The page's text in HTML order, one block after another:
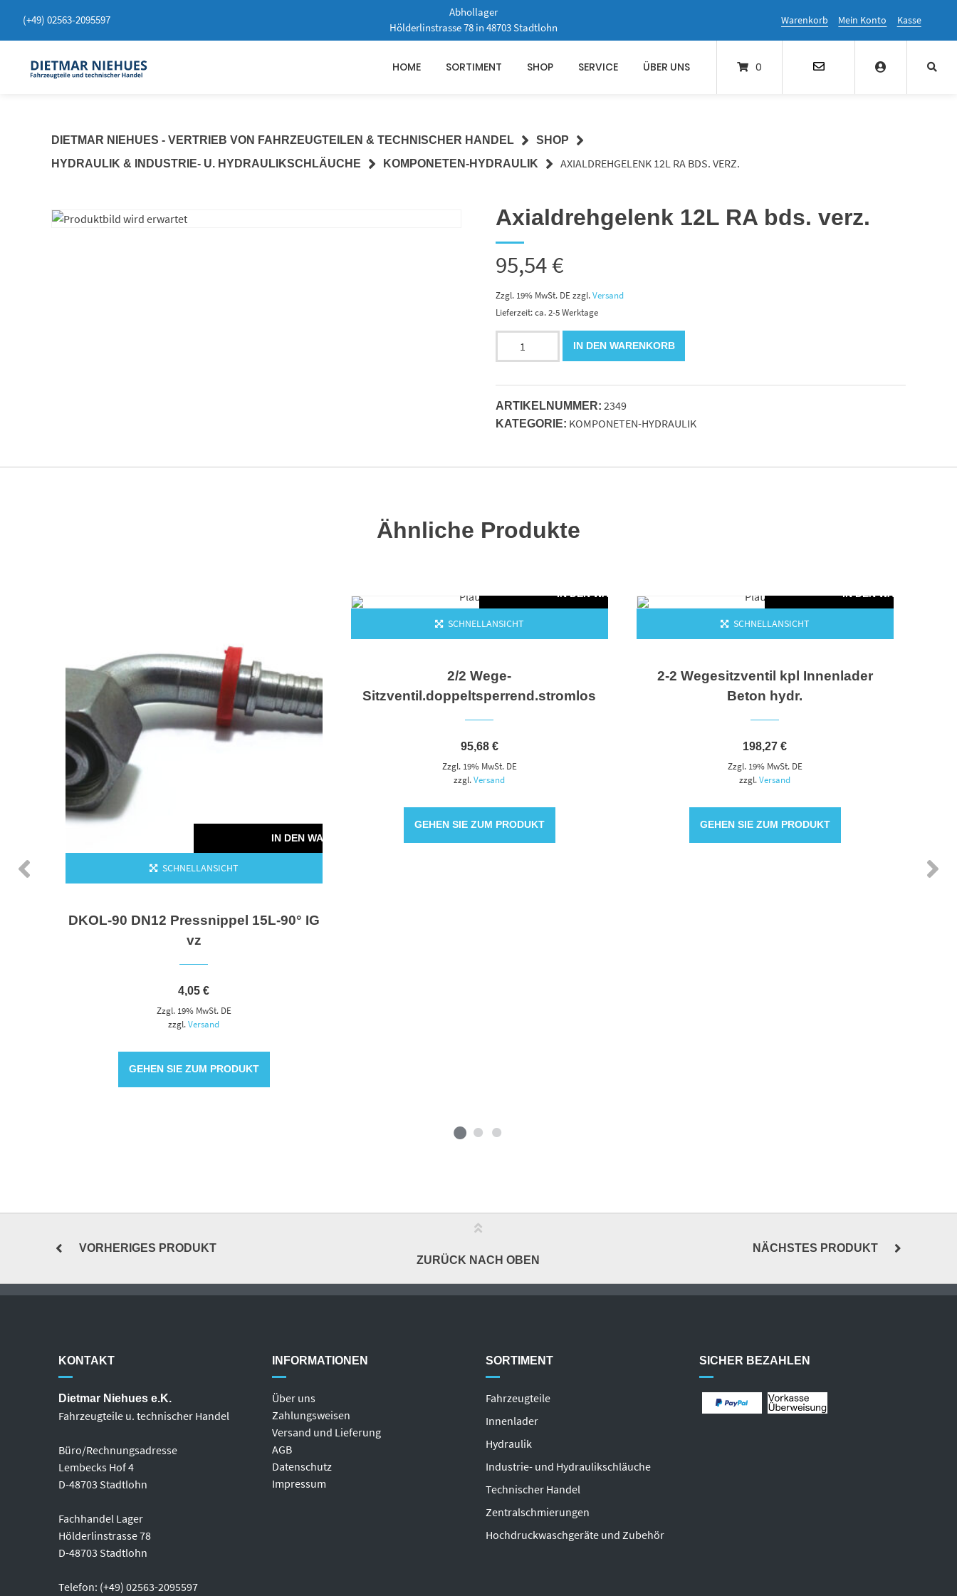
zum
(+49) 02563-2095597
Abhollager
Hölderlinstrasse 78 in 48703 Stadtlohn
Warenkorb Mein Konto Kasse
HOME SORTIMENT SHOP SERVICE ÜBER UNS 0
DIETMAR NIEHUES - VERTRIEB VON FAHRZEUGTEILEN & TECHNISCHER HANDEL
SHOP
HYDRAULIK & INDUSTRIE- U. HYDRAULIKSCHLÄUCHE
KOMPONETEN-HYDRAULIK AXIALDREHGELENK 12L RA BDS. VERZ.
Axialdrehgelenk 12L RA bds. verz.
95,54€
Zzgl. 19% MwSt. DE zzgl.Versand
Lieferzeit: ca. 2-5 Werktage
bds.
verz.
Menge
IN DEN WARENKORB
ARTIKELNUMMER: 2349
KATEGORIE: KOMPONETEN-HYDRAULIK
Ähnliche Produkte
IN DEN WARENKORB
SCHNELLANSICHT
DKOL-90 DN12 Pressnippel 15L-90° IG
vz
4,05€
Zzgl. 19% MwSt. DE
zzgl.Versand
GEHEN SIE ZUM PRODUKT
IN DEN WARENKORB
SCHNELLANSICHT
2/2 Wege-
Sitzventil.doppeltsperrend.stromlos
95,68 €
Zzgl. 19% MwSt. DE
zzgl.Versand
GEHEN SIE ZUM PRODUKT
IN DEN WARENKORB
SCHNELLANSICHT
2-2 Wegesitzventil kpl Innenlader
Beton hydr.
198,27€
Zzgl. 19% MwSt. DE
zzgl.Versand
GEHEN SIE ZUM PRODUKT
VORHERIGES PRODUKT
NÄCHSTES PRODUKT
ZURÜCK NACH OBEN
KONTAKT
Dietmar Niehues e.K.
Fahrzeugteile u. technischer Handel
Büro/Rechnungsadresse
Lembecks Hof 4
D-48703 Stadtlohn
Fachhandel Lager
Hölderlinstrasse 78
D-48703 Stadtlohn
Telefon: (+49) 02563-2095597
INFORMATIONEN
Über uns
Zahlungsweisen
Versand und Lieferung
AGB
Datenschutz
Impressum
SORTIMENT
Fahrzeugteile
Innenlader
Hydraulik
Industrie- und Hydraulikschläuche
Technischer Handel
Zentralschmierungen
Hochdruckwaschgeräte und Zubehör
SICHER BEZAHLEN